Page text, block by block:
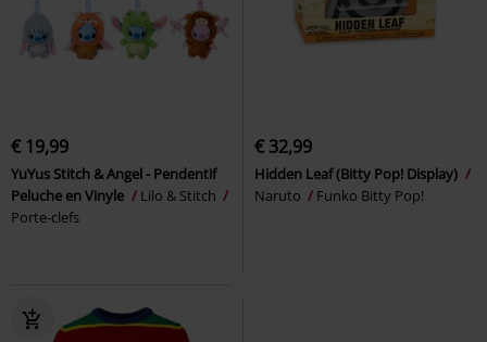
€ 19,99
YuYus Stitch & Angel - Pendentif
Peluche en Vinyle
Lilo & Stitch
Porte-clefs
€ 32,99
Hidden Leaf (Bitty Pop! Display)
Naruto
Funko Bitty Pop!